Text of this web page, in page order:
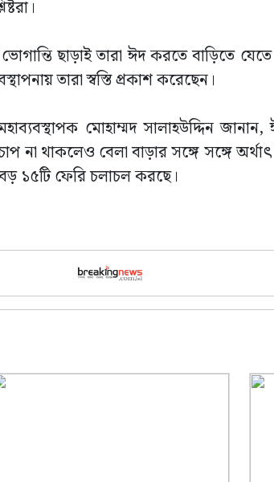
ছাড়াই তারা ঈদ করতে বাড়িতে
তারা স্বস্তি প্রকাশ করেছেন।
মোহাম্মদ সালাহউদ্দিন
না থাকলেও বেলা বাড়ার সঙ্গে সঙ্গে
১৫টি ফেরি চলাচল করছে।